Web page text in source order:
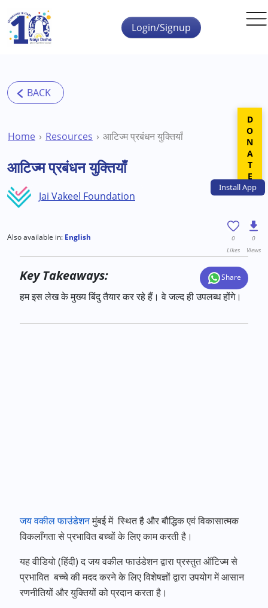
Skip to main content
InstallApp
Login/Signup
Home Resources आटिज्म प्रबंधन युक्तियाँ
आटिज्म प्रबंधन युक्तियाँ
Jai Vakeel Foundation
Also available in: English
0
Likes
0
Views
Key Takeaways: Share
हम इस लेख के मुख्य बिंदु तैयार कर रहे हैं। वे जल्द ही उपलब्ध होंगे।
जय वकील फाउंडेशनमुंबई में स्थित है और बौद्धिक एवं विकासात्मक
विकलाँगता से प्रभावित बच्चों के लिए काम करती है।
यह वीडियो (हिंदी) द जय वकील फाउंडेशन द्वारा प्रस्तुत ऑटिज्म से
प्रभावित बच्चे की मदद करने के लिए विशेषज्ञों द्वारा उपयोग में आसान
रणनीतियों और युक्तियों को प्रदान करता है।
DONATE